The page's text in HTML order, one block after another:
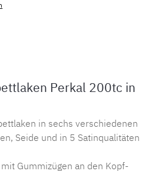
Perkal 200tc in
in sechs verschiedenen
Seide und in 5 Satinqualitäten
Gummizügen an den Kopf-